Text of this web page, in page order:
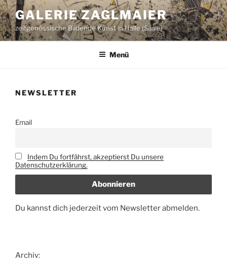
Zum
Inhalt
springen
GALERIE ZAGLMAIER
zeitgenössische Bildende Kunst in Halle (Saale)
Menü
NEWSLETTER
Email
Indem Du fortfährst, akzeptierst Du unsere
Datenschutzerklärung.
Du kannst dich jederzeit vom Newsletter abmelden.
Archiv: